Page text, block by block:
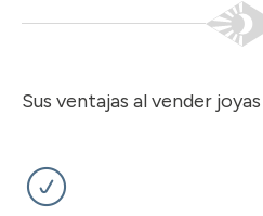
Sus ventajas al vender